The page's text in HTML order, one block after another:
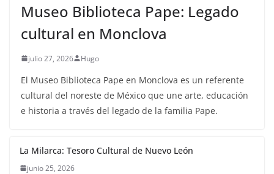
Museo Biblioteca Pape: Legado
cultural en Monclova
julio 27, 2026 Hugo
El Museo Biblioteca Pape en Monclova es un referente
cultural del noreste de México que une arte, educación
e historia a través del legado de la familia Pape.
La Milarca: Tesoro Cultural de Nuevo León
junio 25, 2026